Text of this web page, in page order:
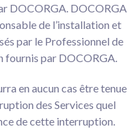
DOCORGA. DOCORGA
de l’installation et
par le Professionnel de
fournis par DOCORGA.
en aucun cas être tenue
des Services quel
de cette interruption.